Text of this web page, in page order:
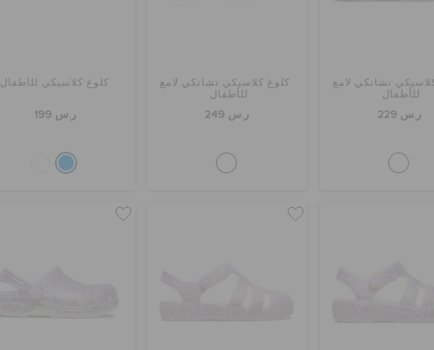
تشانكي لامع
للأطفال
ر.س 229
كلوغ كلاسيكي تشانكي لامع
للأطفال
ر.س 249
كلوغ كلاسيكي للأطفال
ر.س 199